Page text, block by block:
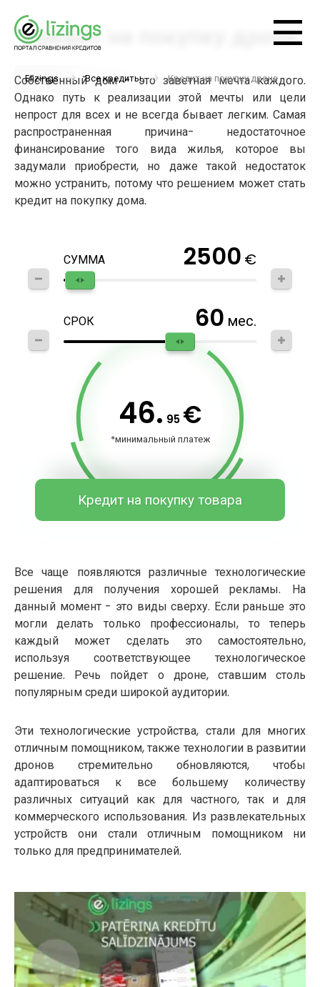
Elizings Все кредиты Кредит на покупку дрона
Кредит на покупку дрона
Собственный дом - это заветная мечта каждого.
Однако путь к реализации этой мечты или цели
непрост для всех и не всегда бывает легким. Самая
распространенная причина- недостаточное
финансирование того вида жилья, которое вы
задумали приобрести, но даже такой недостаток
можно устранить, потому что решением может стать
кредит на покупку дома.
СУММА 2500 €
СРОК 60 мес.
46. 95 €
*минимальный платеж
Кредит на покупку товара
Все чаще появляются различные технологические
решения для получения хорошей рекламы. На
данный момент - это виды сверху. Если раньше это
могли делать только профессионалы, то теперь
каждый может сделать это самостоятельно,
используя соответствующее технологическое
решение. Речь пойдет о дроне, ставшим столь
популярным среди широкой аудитории.
Эти технологические устройства, стали для многих
отличным помощником, также технологии в развитии
дронов стремительно обновляются, чтобы
адаптироваться к все большему количеству
различных ситуаций как для частного, так и для
коммерческого использования. Из развлекательных
устройств они стали отличным помощником ни
только для предпринимателей.